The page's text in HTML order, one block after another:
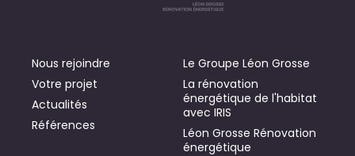
Nous rejoindre
Votre projet
Actualités
Références
Le Groupe Léon Grosse
La rénovation
énergétique de l'habitat
avec IRIS
Léon Grosse Rénovation
énergétique